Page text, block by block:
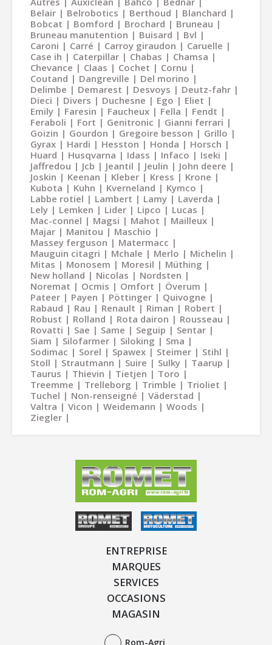
Belair
Belrobotics Berthoud
Blanchard
Bobcat
Bomford Brochard
Bruneau
Bruneau manutention
Buisard
Bvl
Caroni
Carré Carroy giraudon
Caruelle
Case ih
Caterpillar Chabas
Chamsa
Chevance
Claas Cochet
Cornu
Coutand
Dangreville
Del morino
Delimbe
Demarest Desvoys
Deutz-fahr
Dieci
Divers Duchesne Ego
Eliet
Emily
Faresin Faucheux Fella
Fendt
Feraboli
Fort Genitronic
Gianni ferrari
Goizin
Gourdon Gregoire besson
Grillo
Gyrax
Hardi Hesston Honda
Horsch
Huard
Husqvarna Idass Infaco
Iseki
Jaffredou
Jcb Jeantil Jeulin
John deere
Joskin
Keenan Kleber Kress
Krone
Kubota
Kuhn Kverneland
Kymco
Labbe rotiel
Lambert Lamy
Laverda
Lely
Lemken Lider Lipco
Lucas
Mac-connel
Magsi Mahot
Mailleux
Majar
Manitou
Maschio
Massey ferguson
Matermacc
Mauguin citagri
Mchale Merlo
Michelin
Mitas
Monosem Moresil
Müthing
New holland
Nicolas
Nordsten
Noremat
Ocmis Omfort
Överum
Pateer
Payen Pöttinger
Quivogne
Rabaud
Rau Renault Riman
Robert
Robust
Rolland Rota dairon
Rousseau
Rovatti
Sae Same Seguip
Sentar
Siam
Silofarmer Siloking
Sma
Sodimac
Sorel Spawex Steimer
Stihl
Stoll
Strautmann Suire Sulky
Taarup
Taurus
Thievin Tietjen
Toro
Treemme
Trelleborg Trimble
Trioliet
Tuchel
Non-renseigné
Väderstad
Valtra
Vicon Weidemann
Woods
Ziegler
ENTREPRISE
MARQUES
SERVICES
OCCASIONS
MAGASIN
Rom-Agri